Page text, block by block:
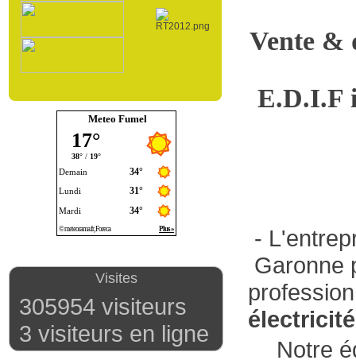
Meteo Fumel
Visites
305954 visiteurs
3 visiteurs en ligne
Vente &
E.D.I.F
-
Garonne
Notre